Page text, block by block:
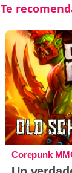
Corepunk